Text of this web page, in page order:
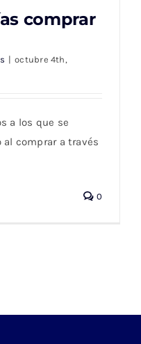
vía online?
comprar
| octubre 4th,
a los que se
comprar a través
0